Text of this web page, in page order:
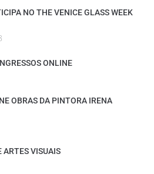
NO THE VENICE GLASS WEEK
ONLINE
OBRAS DA PINTORA IRENA
ARTES VISUAIS